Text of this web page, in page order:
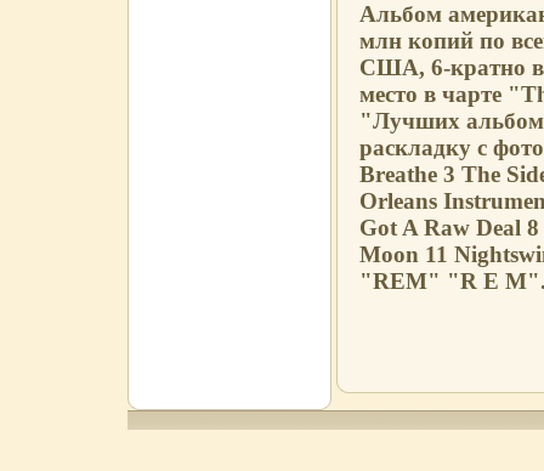
Альбом
млн копий по
США, 6-кратно в
место в чарте
"Лучших
раскладку с
Breathe 3 The
Orleans
Got A Raw Deal
Moon 11
"REM" "R E